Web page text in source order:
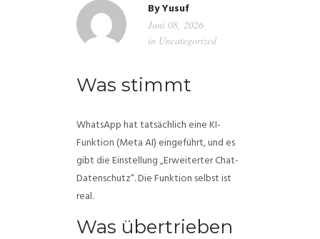
ByYusuf
Juni 08, 2026
in Uncategorized
Was stimmt
WhatsApp hat tatsächlich eine KI-
Funktion (Meta AI) eingeführt, und es
gibt die Einstellung „Erweiterter Chat-
Datenschutz“. Die Funktion selbst ist
real.
Was übertrieben